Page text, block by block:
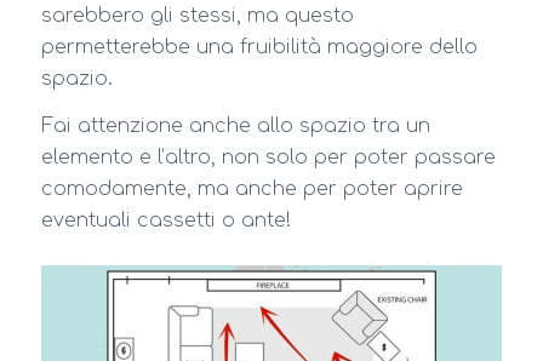
sarebbero gli stessi, ma questo
permetterebbe una fruibilità maggiore dello
spazio.
Fai attenzione anche allo spazio tra un
elemento e l’altro, non solo per poter passare
comodamente, ma anche per poter aprire
eventuali cassetti o ante!